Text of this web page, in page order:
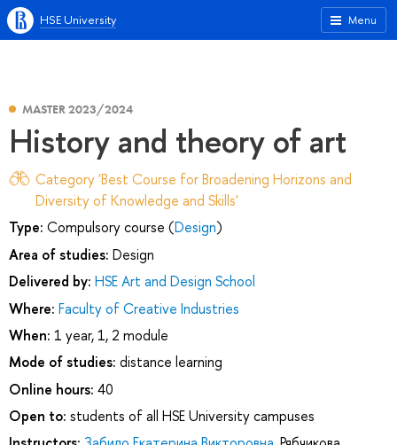
Menu
HSE University
MASTER 2023/2024
History and theory of art
Category 'Best Course for Broadening Horizons and
Diversity of Knowledge and Skills'
Type: Compulsory course (Design)
Area of studies: Design
Delivered by: HSE Art and Design School
Where: Faculty of Creative Industries
When: 1 year, 1, 2 module
Mode of studies: distance learning
Online hours: 40
Open to: students of all HSE University campuses